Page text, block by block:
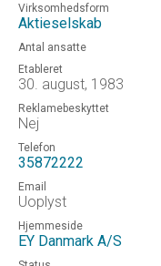
Virksomhedsform
Aktieselskab
Antal ansatte
Etableret
30. august, 1983
Reklamebeskyttet
Nej
Telefon
35872222
Email
Uoplyst
Hjemmeside
EY Danmark A/S